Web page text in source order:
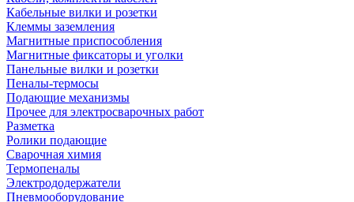
Кабельные вилки и розетки
Клеммы заземления
Магнитные приспособления
Магнитные фиксаторы и уголки
Панельные вилки и розетки
Пеналы-термосы
Подающие механизмы
Прочее для электросварочных работ
Разметка
Ролики подающие
Сварочная химия
Термопеналы
Электрододержатели
Пневмооборудование